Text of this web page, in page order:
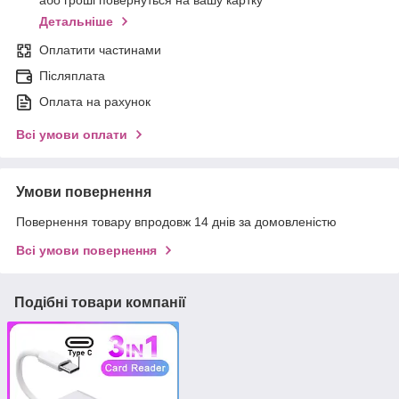
Детальніше
Оплатити частинами
Післяплата
Оплата на рахунок
Всі умови оплати
Умови повернення
Повернення товару впродовж 14 днів за домовленістю
Всі умови повернення
Подібні товари компанії